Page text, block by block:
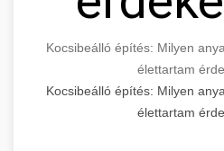
Kocsibeálló építés: Milyen
élettartam
Kocsibeálló építés: Milyen
élettartam